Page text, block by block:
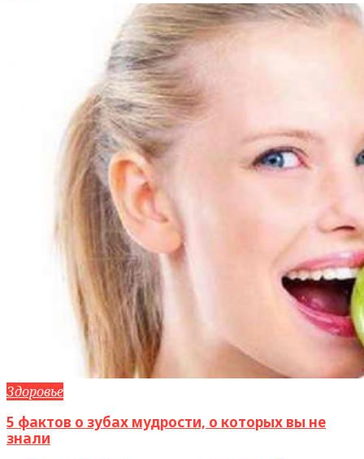
Здоровье
5 фактов о зубах мудрости, о которых вы не
знали